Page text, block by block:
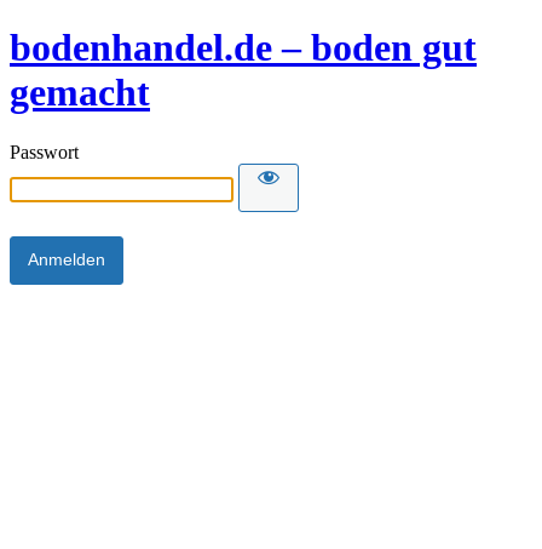
bodenhandel.de – boden gut
gemacht
Passwort